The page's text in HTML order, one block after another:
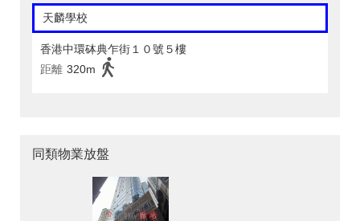
天麟學校
香港中環砵典乍街１０號５樓
距離 320m
同類物業放盤